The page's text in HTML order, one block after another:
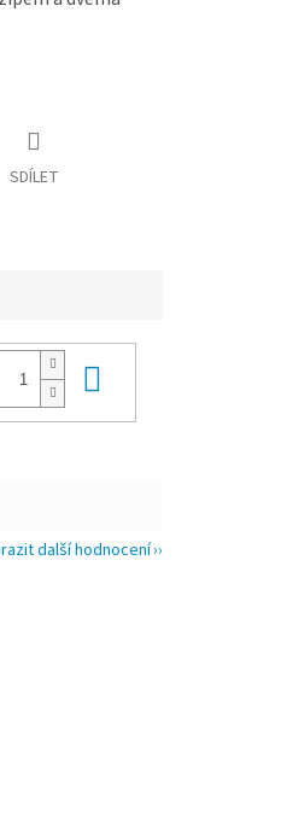
SDÍLET
další hodnocení